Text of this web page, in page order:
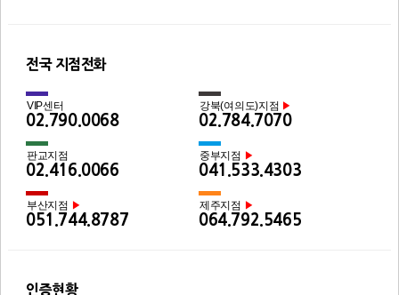
전국 지점전화
VIP센터
02.790.0068
강북(여의도)지점 ▶
02.784.7070
판교지점
02.416.0066
중부지점 ▶
041.533.4303
부산지점 ▶
051.744.8787
제주지점 ▶
064.792.5465
인증현황